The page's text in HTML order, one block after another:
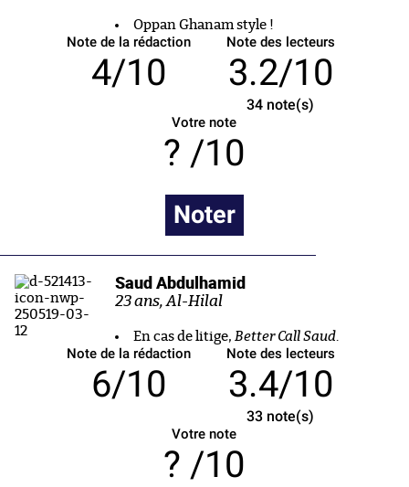
Oppan Ghanam style !
Note de la rédaction
4/10
Note des lecteurs
3.2/10
34 note(s)
Votre note
/10
Noter
Saud Abdulhamid
23 ans, Al-Hilal
En cas de litige, Better Call Saud.
Note de la rédaction
6/10
Note des lecteurs
3.4/10
33 note(s)
Votre note
/10